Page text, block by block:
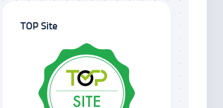
TOP Site